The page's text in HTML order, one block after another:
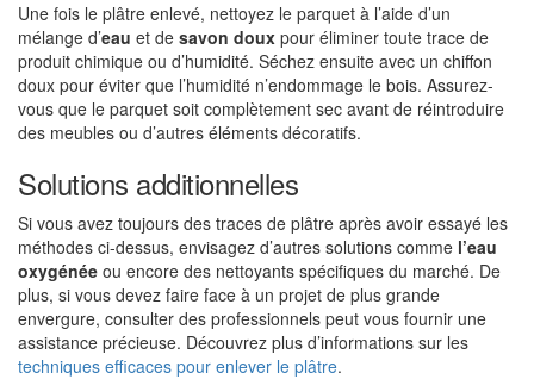
Une fois le plâtre enlevé, nettoyez le parquet à l’aide d’un
mélange d’eau et de savon doux pour éliminer toute trace de
produit chimique ou d’humidité. Séchez ensuite avec un chiffon
doux pour éviter que l’humidité n’endommage le bois. Assurez-
vous que le parquet soit complètement sec avant de réintroduire
des meubles ou d’autres éléments décoratifs.
Solutions additionnelles
Si vous avez toujours des traces de plâtre après avoir essayé les
méthodes ci-dessus, envisagez d’autres solutions comme l’eau
oxygénée ou encore des nettoyants spécifiques du marché. De
plus, si vous devez faire face à un projet de plus grande
envergure, consulter des professionnels peut vous fournir une
assistance précieuse. Découvrez plus d’informations sur les
techniques efficaces pour enlever le plâtre.